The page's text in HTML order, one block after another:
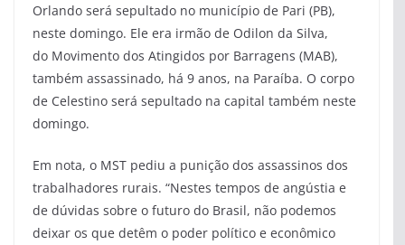
Orlando será sepultado no município de Pari (PB),
neste domingo. Ele era irmão de Odilon da Silva,
do Movimento dos Atingidos por Barragens (MAB),
também assassinado, há 9 anos, na Paraíba. O corpo
de Celestino será sepultado na capital também neste
domingo.
Em nota, o MST pediu a punição dos assassinos dos
trabalhadores rurais. “Nestes tempos de angústia e
de dúvidas sobre o futuro do Brasil, não podemos
deixar os que detêm o poder político e econômico